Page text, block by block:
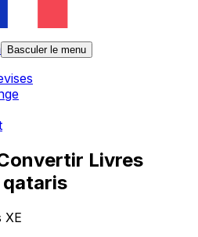
Basculer le menu
Livres
qataris
XE